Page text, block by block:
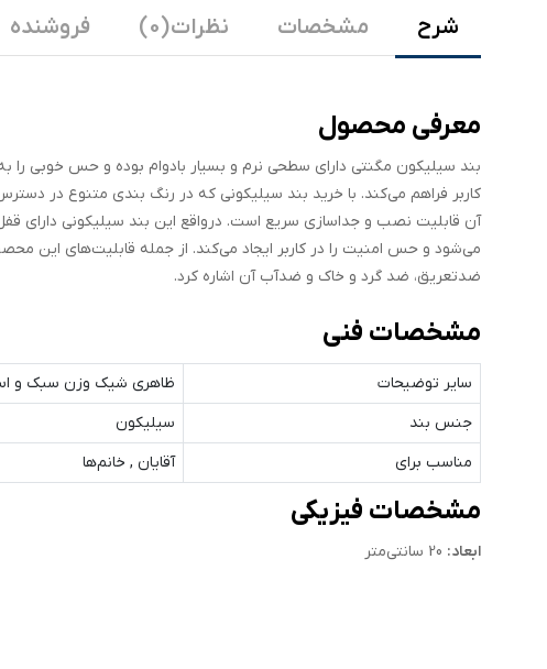
شرح مشخصات نظرات (0) فروشنده
معرفی محصول
بند سیلیکون مگنتی دارای سطحی نرم و بسیار بادوام بوده و حس خوبی را
کاربر فراهم می‌کند. با خرید بند سیلیکونی که در رنگ بندی متنوع در
آن قابلیت نصب و جداسازی سریع است. درواقع این بند سیلیکونی
می‌شود و حس امنیت را در کاربر ایجاد می‌کند. از جمله قابلیت‌های این
ضدتعریق، ضد گرد و خاک و ضدآب آن اشاره کرد.
مشخصات فنی
سایر توضیحات
ظاهری شیک وزن سبک و
جنس بند
سیلیکون
مناسب برای
آقایان , خانم‌ها
مشخصات فیزیکی
ابعاد: